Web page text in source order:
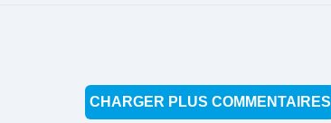
CHARGER PLUS COMMENTAIRES